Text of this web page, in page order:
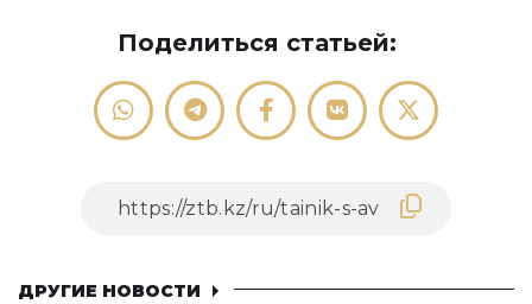
Поделиться статьей:
ДРУГИЕ НОВОСТИ